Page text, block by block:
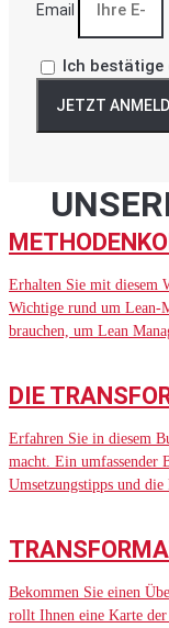
Email
Ich bestätige
JETZT
Erhalten Sie mit diesem
Wichtige rund um Lean-
brauchen, um Lean
DIE
Erfahren Sie in diesem
macht. Ein umfassender
Umsetzungstipps und die
Bekommen Sie einen
rollt Ihnen eine Karte der